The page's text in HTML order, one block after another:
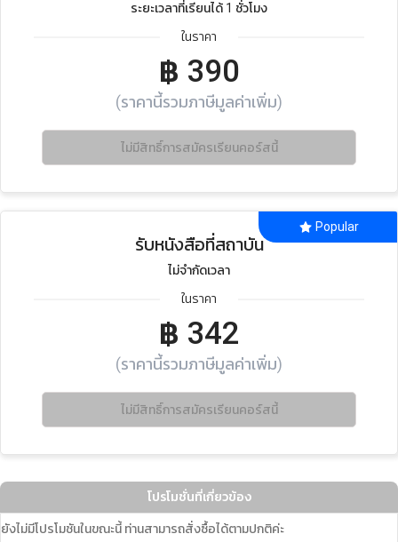
ระยะเวลาที่เรียนได้ 1 ชั่วโมง
ในราคา
฿ 390
(ราคานี้รวมภาษีมูลค่าเพิ่ม)
ไม่มีสิทธิ์การสมัครเรียนคอร์สนี้
Popular
รับหนังสือที่สถาบัน
ไม่จำกัดเวลา
ในราคา
฿ 342
(ราคานี้รวมภาษีมูลค่าเพิ่ม)
ไม่มีสิทธิ์การสมัครเรียนคอร์สนี้
โปรโมชั่นที่เกี่ยวข้อง
ยังไม่มีโปรโมชันในขณะนี้ ท่านสามารถสั่งซื้อได้ตามปกติค่ะ